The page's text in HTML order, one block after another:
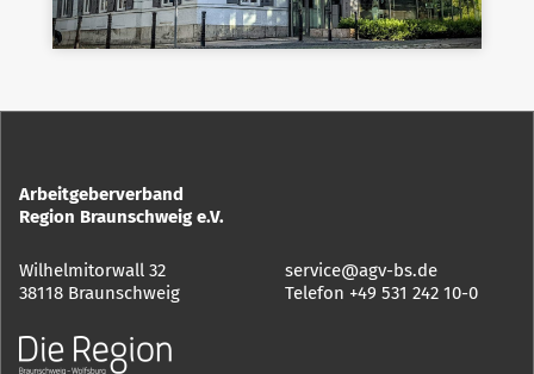
Arbeitgeberverband
Region Braunschweig e.V.
Wilhelmitorwall 32
38118 Braunschweig
service@agv-bs.de
Telefon +49 531 242 10-0